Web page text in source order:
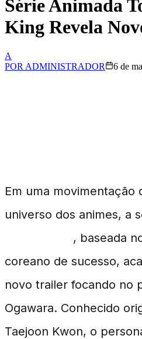
Série Animada
King Revela
A
POR ADMINISTRADOR 6 de
Em uma
universo dos animes, a
, baseada
coreano de sucesso,
novo trailer focando no
Ogawara. Conhecido
Taejoon Kwon, o